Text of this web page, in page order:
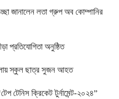
জানালেন লতা গ্রুপ অব কোম্পানির
প্রতিযোগিতা অনুষ্ঠিত
স্কুল ছাত্র সুজন আহত
টেনিস ক্রিকেট টুর্নামেন্ট-২০২৪”